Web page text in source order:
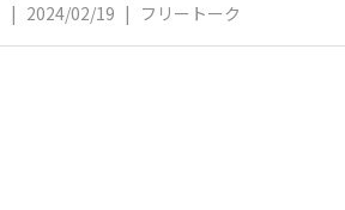
| 2024/02/19 | フリートーク